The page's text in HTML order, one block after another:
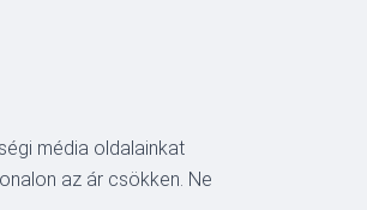
média oldalainkat
az ár csökken. Ne